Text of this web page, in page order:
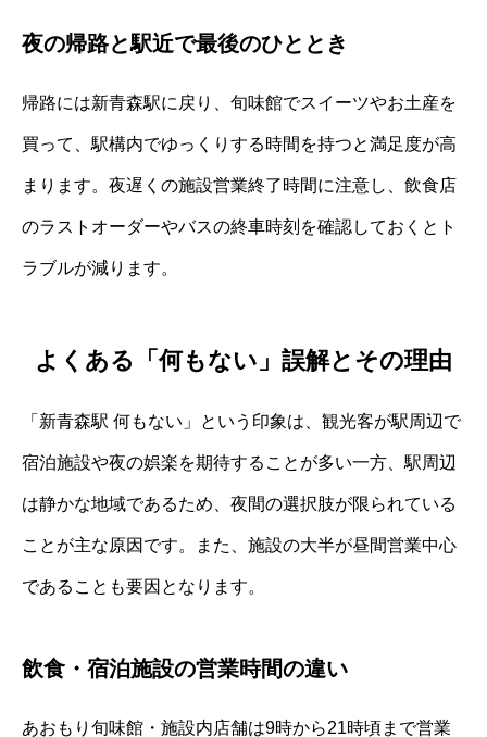
夜の帰路と駅近で最後のひととき
帰路には新青森駅に戻り、旬味館でスイーツやお土産を
買って、駅構内でゆっくりする時間を持つと満足度が高
まります。夜遅くの施設営業終了時間に注意し、飲食店
のラストオーダーやバスの終車時刻を確認しておくとト
ラブルが減ります。
よくある「何もない」誤解とその理由
「新青森駅 何もない」という印象は、観光客が駅周辺で
宿泊施設や夜の娯楽を期待することが多い一方、駅周辺
は静かな地域であるため、夜間の選択肢が限られている
ことが主な原因です。また、施設の大半が昼間営業中心
であることも要因となります。
飲食・宿泊施設の営業時間の違い
あおもり旬味館・施設内店舗は9時から21時頃まで営業